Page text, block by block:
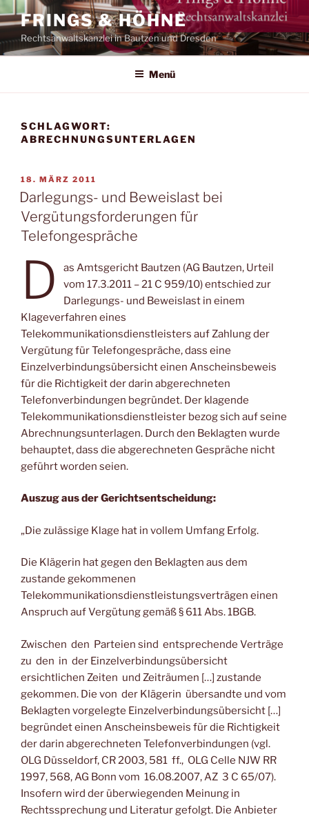
Zum
Inhalt
springen
FRINGS & HÖHNE
Rechtsanwaltskanzlei in Bautzen und Dresden
Menü
SCHLAGWORT:
ABRECHNUNGSUNTERLAGEN
VERÖFFENTLICHT
AM
18. MÄRZ 2011
Darlegungs- und Beweislast bei
Vergütungsforderungen für
Telefongespräche
D
as Amtsgericht Bautzen (AG Bautzen, Urteil
vom 17.3.2011 – 21 C 959/10) entschied zur
Darlegungs- und Beweislast in einem
Klageverfahren eines
Telekommunikationsdienstleisters auf Zahlung der
Vergütung für Telefongespräche, dass eine
Einzelverbindungsübersicht einen Anscheinsbeweis
für die Richtigkeit der darin abgerechneten
Telefonverbindungen begründet. Der klagende
Telekommunikationsdienstleister bezog sich auf seine
Abrechnungsunterlagen. Durch den Beklagten wurde
behauptet, dass die abgerechneten Gespräche nicht
geführt worden seien.
Auszug aus der Gerichtsentscheidung:
„Die zulässige Klage hat in vollem Umfang Erfolg.
Die Klägerin hat gegen den Beklagten aus dem
zustande gekommenen
Telekommunikationsdienstleistungsverträgen einen
Anspruch auf Vergütung gemäß § 611 Abs. 1BGB.
Zwischen den Parteien sind entsprechende Verträge
zu den in der Einzelverbindungsübersicht
ersichtlichen Zeiten und Zeiträumen […] zustande
gekommen. Die von der Klägerin übersandte und vom
Beklagten vorgelegte Einzelverbindungsübersicht […]
begründet einen Anscheinsbeweis für die Richtigkeit
der darin abgerechneten Telefonverbindungen (vgl.
OLG Düsseldorf, CR 2003, 581 ff., OLG Celle NJW RR
1997, 568, AG Bonn vom 16.08.2007, AZ 3 C 65/07).
Insofern wird der überwiegenden Meinung in
Rechtssprechung und Literatur gefolgt. Die Anbieter